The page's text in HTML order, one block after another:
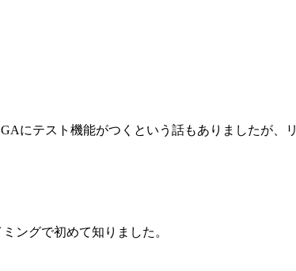
にテスト機能がつくという話もありましたが、
ングで初めて知りました。